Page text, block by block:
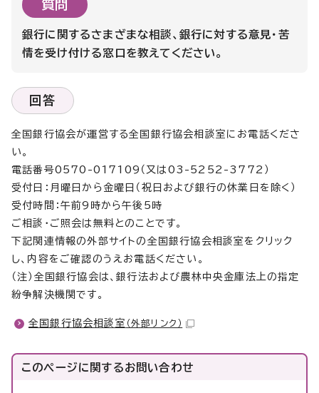
質問
銀行に関するさまざまな相談、銀行に対する意見・苦
情を受け付ける窓口を教えてください。
回答
全国銀行協会が運営する全国銀行協会相談室にお電話くださ
い。
電話番号0570-017109（又は03-5252-3772）
受付日：月曜日から金曜日（祝日および銀行の休業日を除く）
受付時間：午前9時から午後5時
ご相談・ご照会は無料とのことです。
下記関連情報の外部サイトの全国銀行協会相談室をクリック
し、内容をご確認のうえお電話ください。
（注）全国銀行協会は、銀行法および農林中央金庫法上の指定
紛争解決機関です。
全国銀行協会相談室 （外部リンク）
このページに関するお問い合わせ